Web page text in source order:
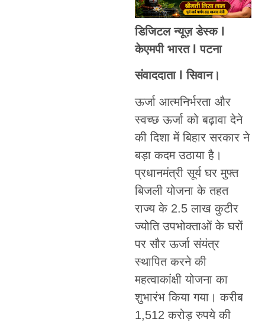
डिजिटल न्यूज़ डेस्क l
केएमपी भारत l पटना
संवाददाता l सिवान।
ऊर्जा आत्मनिर्भरता और
स्वच्छ ऊर्जा को बढ़ावा देने
की दिशा में बिहार सरकार ने
बड़ा कदम उठाया है।
प्रधानमंत्री सूर्य घर मुफ्त
बिजली योजना के तहत
राज्य के 2.5 लाख कुटीर
ज्योति उपभोक्ताओं के घरों
पर सौर ऊर्जा संयंत्र
स्थापित करने की
महत्वाकांक्षी योजना का
शुभारंभ किया गया। करीब
1,512 करोड़ रुपये की